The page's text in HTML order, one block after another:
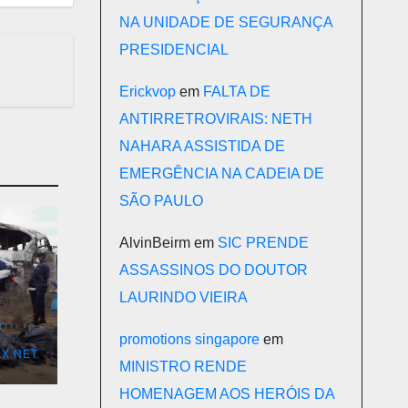
NA UNIDADE DE SEGURANÇA
PRESIDENCIAL
Erickvopem FALTA DE
ANTIRRETROVIRAIS: NETH
NAHARA ASSISTIDA DE
EMERGÊNCIA NA CADEIA DE
SÃO PAULO
AlvinBeirmem SIC PRENDE
ASSASSINOS DO DOUTOR
LAURINDO VIEIRA
promotions singaporeem
MINISTRO RENDE
HOMENAGEM AOS HERÓIS DA